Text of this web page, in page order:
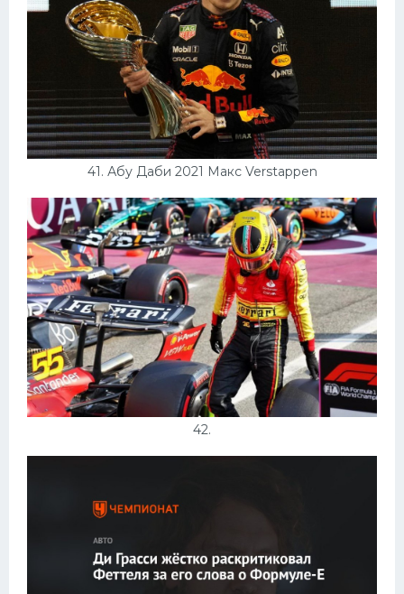
41. Абу Даби 2021 Макс Verstappen
42.